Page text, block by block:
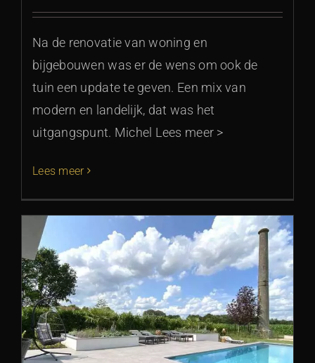
Na de renovatie van woning en
bijgebouwen was er de wens om ook de
tuin een update te geven. Een mix van
modern en landelijk, dat was het
uitgangspunt. Michel Lees meer >
Lees meer